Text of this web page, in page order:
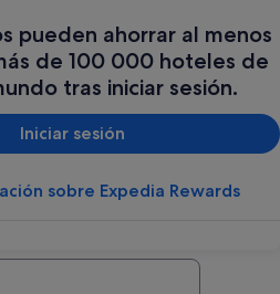
pueden ahorrar al menos
de 100 000 hoteles de
tras iniciar sesión.
Iniciar sesión
sobre Expedia Rewards